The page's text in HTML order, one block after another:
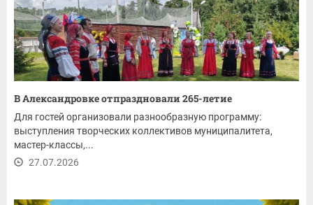
В Александровке отпраздновали 265-летие
Для гостей организовали разнообразную программу:
выступления творческих коллективов муниципалитета,
мастер-классы,...
27.07.2026